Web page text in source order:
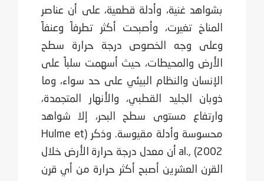
بشواهد غنية، وأدلة قطعية، على أن عناصر
المناخ تغيرت، وأصبحت أكثر تطرفاً وعنفاً
وعلى وجه الخصوص درجة حرارة سطح
الأرض والمحيطات، حيث أسهمت سلباً على
الإنسان والنظام البيئي على حد سواء، وما
ذوبان الجليد القطبي، والأنهار المتجمدة،
وارتفاع مستوى سطح البحر، إلا شواهد
محسوسة وأدلة مقيوسة. وذكر (Hulme et
al., (2002 أن معدل درجة حرارة الأرض خلال
القرن العشرين أصبح أكثر حرارة من أي قرن